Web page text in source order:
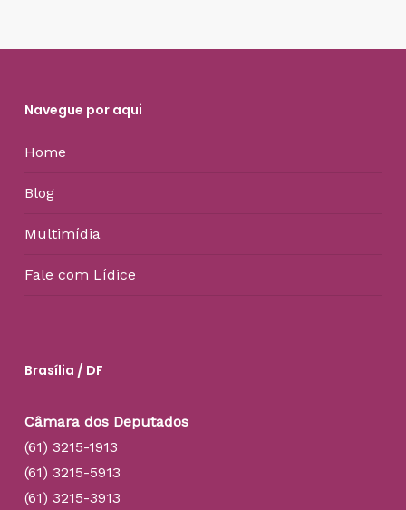
Navegue por aqui
Home
Blog
Multimídia
Fale com Lídice
Brasília / DF
Câmara dos Deputados
(61) 3215-1913
(61) 3215-5913
(61) 3215-3913